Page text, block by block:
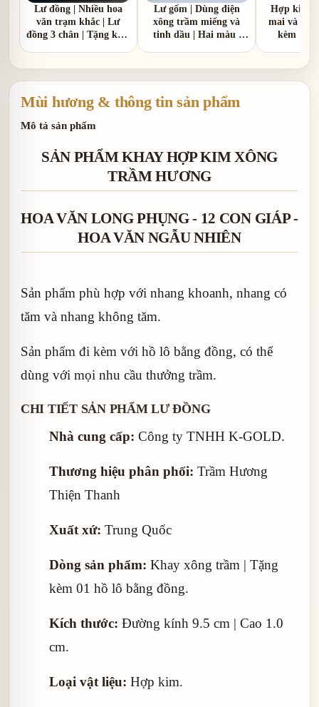
Lư đồng | Nhiều hoa
văn trạm khắc | Lư
đồng 3 chân | Tặng kèm
Lư gốm | Dùng điện
xông trầm miếng và
tinh dầu | Hai màu |
Hợp kim |
mai và hoa
kèm 1
Mùi hương & thông tin sản phẩm
Mô tả sản phẩm
SẢN PHẨM KHAY HỢP KIM XÔNG
TRẦM HƯƠNG
HOA VĂN LONG PHỤNG - 12 CON GIÁP -
HOA VĂN NGẪU NHIÊN
Sản phẩm phù hợp với nhang khoanh, nhang có
tăm và nhang không tăm.
Sản phẩm đi kèm với hồ lô bằng đồng, có thể
dùng với mọi nhu cầu thưởng trầm.
CHI TIẾT SẢN PHẨM LƯ ĐỒNG
Nhà cung cấp: Công ty TNHH K-GOLD.
Thương hiệu phân phối: Trầm Hương
Thiện Thanh
Xuất xứ: Trung Quốc
Dòng sản phẩm: Khay xông trầm | Tặng
kèm 01 hồ lô bằng đồng.
Kích thước: Đường kính 9.5 cm | Cao 1.0
cm.
Loại vật liệu: Hợp kim.